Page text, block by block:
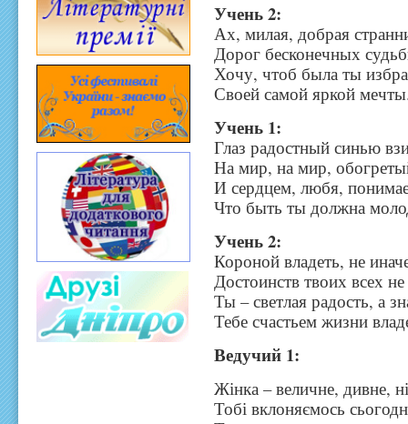
Учень 2:
Ах, милая, добрая
Дорог бесконечных
Хочу, чтоб была ты
Своей самой яркой
Учень 1:
Глаз радостный синью
На мир, на мир,
И сердцем, любя,
Что быть ты должна
Учень 2:
Короной владеть, не
Достоинств твоих всех не
Ты – светлая радость, а
Тебе счастьем жизни
Ведучий 1:
Жінка – величне, дивне,
Тобі вклоняємось